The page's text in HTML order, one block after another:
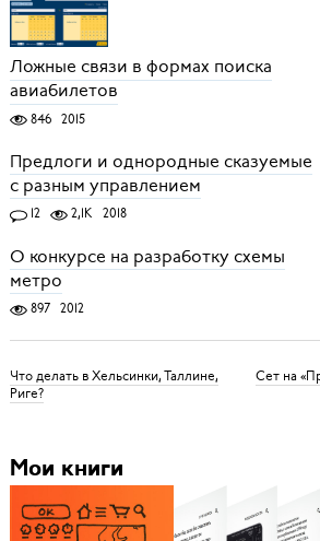
Ложные связи в формах поиска
авиабилетов
846 2015
Предлоги и однородные сказуемые
с разным управлением
12 2,1K 2018
О конкурсе на разработку схемы
метро
897 2012
Что делать в Хельсинки, Таллине,
Риге?
Сет на
Мои книги